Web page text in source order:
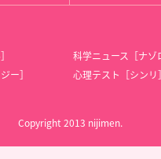
科学ニュース［ナゾ
ー］
心理テスト［シンリ］
Copyright 2013 nijimen.